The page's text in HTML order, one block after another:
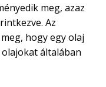
meg, azaz
Az
hogy egy olaj
olajokat általában